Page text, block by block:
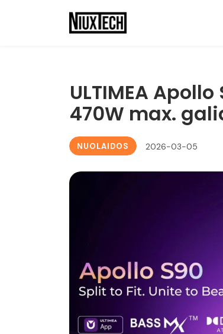
ULTIMEA
470W max.
NUOLAIDOS 2026-03-05